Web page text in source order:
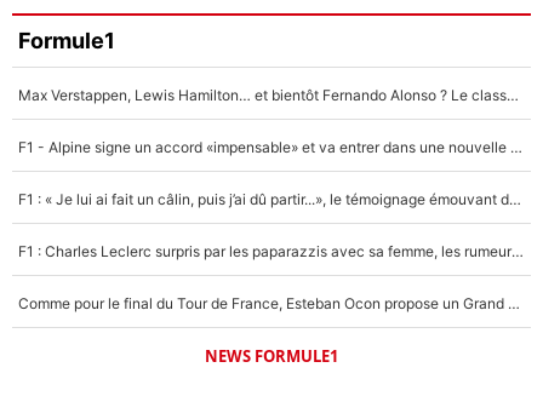
Formule1
Max Verstappen, Lewis Hamilton… et bientôt Fernando Alonso ? Le classement des pilotes les mieux payés en Formule 1 risque de changer !
F1 - Alpine signe un accord «impensable» et va entrer dans une nouvelle dimension : Grande nouvelle pour Pierre Gasly !
F1 : « Je lui ai fait un câlin, puis j’ai dû partir...», le témoignage émouvant de Max Verstappen sur sa fille
F1 : Charles Leclerc surpris par les paparazzis avec sa femme, les rumeurs étaient vraies !
Comme pour le final du Tour de France, Esteban Ocon propose un Grand Prix de Formule 1 à Paris : «Autour de l’Arc de Triomphe, ce serait génial» !
NEWS FORMULE1